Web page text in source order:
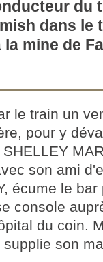
du
dans le
la mine de
le train un
pour y
son ami
écume le
console
du coin.
son